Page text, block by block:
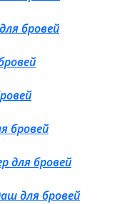
бровей
бровей
для бровей
для бровей